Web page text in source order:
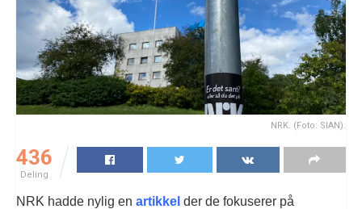
NRK. (Foto: SIAN).
436
Deling
NRK hadde nylig en artikkel der de fokuserer på